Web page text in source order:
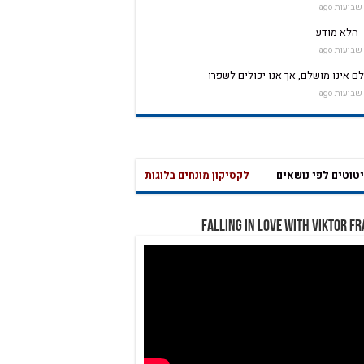
הלא מודע
אינו מושלם, אך אנו יכולים לשפרו
לפי נושאים לקסיקון מונחים בלוגותרפיה – לחץ כאן
Falling in Love with Viktor